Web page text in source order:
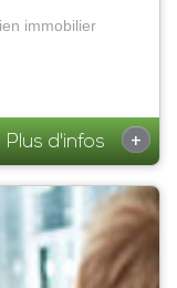
immobilier
Plus d'infos +